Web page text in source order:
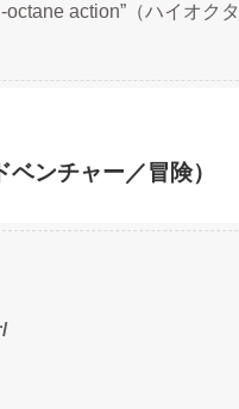
octane action”（ハイオク
ンチャー／冒険）